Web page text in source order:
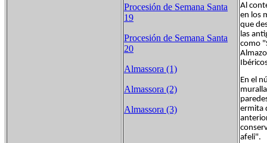
Procesión de Semana Santa
19
Procesión de Semana Santa
20
Almassora (1)
Almassora (2)
Almassora (3)
Al
en los
que
las
como
En el
ermita
afeli".